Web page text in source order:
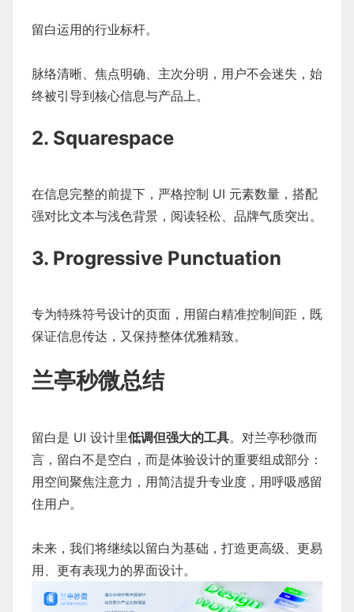
留白运用的行业标杆。
脉络清晰、焦点明确、主次分明，用户不会迷失，始
终被引导到核心信息与产品上。
2. Squarespace
在信息完整的前提下，严格控制 UI 元素数量，搭配
强对比文本与浅色背景，阅读轻松、品牌气质突出。
3. Progressive Punctuation
专为特殊符号设计的页面，用留白精准控制间距，既
保证信息传达，又保持整体优雅精致。
兰亭秒微总结
留白是 UI 设计里低调但强大的工具。对兰亭秒微而
言，留白不是空白，而是体验设计的重要组成部分：
用空间聚焦注意力，用简洁提升专业度，用呼吸感留
住用户。
未来，我们将继续以留白为基础，打造更高级、更易
用、更有表现力的界面设计。